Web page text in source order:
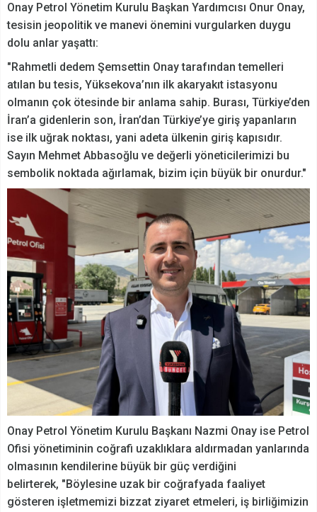
Onay Petrol Yönetim Kurulu Başkan Yardımcısı Onur Onay,
tesisin jeopolitik ve manevi önemini vurgularken duygu
dolu anlar yaşattı:
"Rahmetli dedem Şemsettin Onay tarafından temelleri
atılan bu tesis, Yüksekova’nın ilk akaryakıt istasyonu
olmanın çok ötesinde bir anlama sahip. Burası, Türkiye’den
İran’a gidenlerin son, İran’dan Türkiye’ye giriş yapanların
ise ilk uğrak noktası, yani adeta ülkenin giriş kapısıdır.
Sayın Mehmet Abbasoğlu ve değerli yöneticilerimizi bu
sembolik noktada ağırlamak, bizim için büyük bir onurdur."
Onay Petrol Yönetim Kurulu Başkanı Nazmi Onay ise Petrol
Ofisi yönetiminin coğrafi uzaklıklara aldırmadan yanlarında
olmasının kendilerine büyük bir güç verdiğini
belirterek, "Böylesine uzak bir coğrafyada faaliyet
gösteren işletmemizi bizzat ziyaret etmeleri, iş birliğimizin